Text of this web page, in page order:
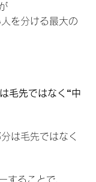
を分ける最大の
毛先ではなく“中
は毛先ではなく
することで、